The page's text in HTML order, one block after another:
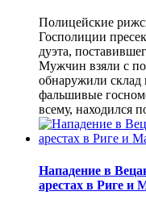
Полицейские
Госполиции
дуэта,
Мужчин взяли с
обнаружили склад
фальшивые
всему, находился
Нападение в
арестах в Риге и